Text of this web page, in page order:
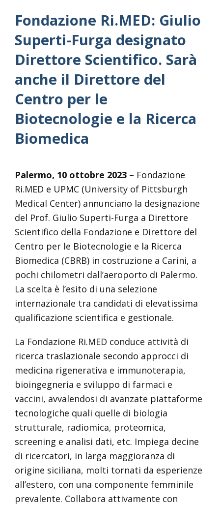
Fondazione Ri.MED: Giulio
Superti-Furga designato
Direttore Scientifico. Sarà
anche il Direttore del
Centro per le
Biotecnologie e la Ricerca
Biomedica
Palermo, 10 ottobre 2023 – Fondazione
Ri.MED e UPMC (University of Pittsburgh
Medical Center) annunciano la designazione
del Prof. Giulio Superti-Furga a Direttore
Scientifico della Fondazione e Direttore del
Centro per le Biotecnologie e la Ricerca
Biomedica (CBRB) in costruzione a Carini, a
pochi chilometri dall’aeroporto di Palermo.
La scelta è l’esito di una selezione
internazionale tra candidati di elevatissima
qualificazione scientifica e gestionale.
La Fondazione Ri.MED conduce attività di
ricerca traslazionale secondo approcci di
medicina rigenerativa e immunoterapia,
bioingegneria e sviluppo di farmaci e
vaccini, avvalendosi di avanzate piattaforme
tecnologiche quali quelle di biologia
strutturale, radiomica, proteomica,
screening e analisi dati, etc. Impiega decine
di ricercatori, in larga maggioranza di
origine siciliana, molti tornati da esperienze
all’estero, con una componente femminile
prevalente. Collabora attivamente con